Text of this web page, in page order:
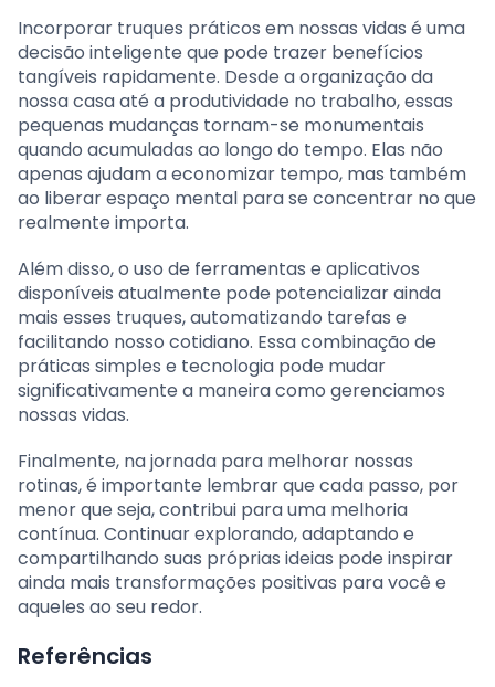
Incorporar truques práticos em nossas vidas é uma
decisão inteligente que pode trazer benefícios
tangíveis rapidamente. Desde a organização da
nossa casa até a produtividade no trabalho, essas
pequenas mudanças tornam-se monumentais
quando acumuladas ao longo do tempo. Elas não
apenas ajudam a economizar tempo, mas também
ao liberar espaço mental para se concentrar no que
realmente importa.
Além disso, o uso de ferramentas e aplicativos
disponíveis atualmente pode potencializar ainda
mais esses truques, automatizando tarefas e
facilitando nosso cotidiano. Essa combinação de
práticas simples e tecnologia pode mudar
significativamente a maneira como gerenciamos
nossas vidas.
Finalmente, na jornada para melhorar nossas
rotinas, é importante lembrar que cada passo, por
menor que seja, contribui para uma melhoria
contínua. Continuar explorando, adaptando e
compartilhando suas próprias ideias pode inspirar
ainda mais transformações positivas para você e
aqueles ao seu redor.
Referências